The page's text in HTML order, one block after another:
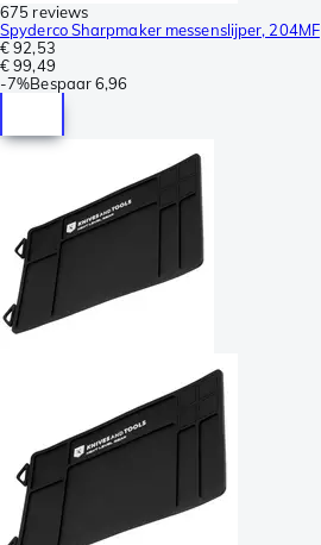
675 reviews
Spyderco Sharpmaker messenslijper, 204MF
€ 92,53
€ 99,49
-7%Bespaar6,96